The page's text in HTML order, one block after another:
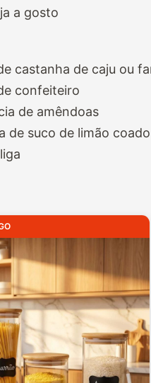
a gosto
castanha de caju ou
confeiteiro
de amêndoas
de suco de limão coado